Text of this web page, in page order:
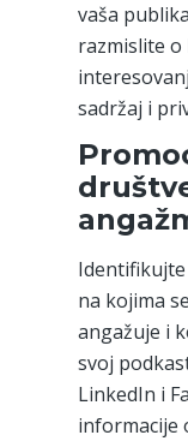
vaša
razmislite
sadržaj i
na kojima
angažuje i
svoj
LinkedIn i
informacije